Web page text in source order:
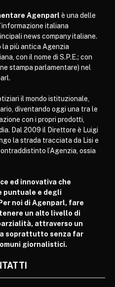
Agenparl è una delle
italiana
news company italiane.
la più antica Agenzia
con il nome di S.P.E.; con
stampa parlamentare) nel
il mondo istituzionale,
diventando oggi una tra le
con i propri prodotti,
Dal 2009 il Direttore è Luigi
la strada tracciata da Lisi e
l’Agenzia, ossia
ed innovativa che
puntuale e degli
noi di Agenparl, fare
un alto livello di
attraverso un
soprattutto senza far
giornalistici.